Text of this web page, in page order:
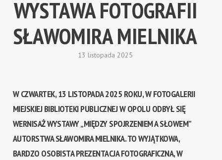
WYSTAWA FOTOGRAFII
SŁAWOMIRA MIELNIKA
13 listopada 2025
W CZWARTEK, 13 LISTOPADA 2025 ROKU, W FOTOGALERII
MIEJSKIEJ BIBLIOTEKI PUBLICZNEJ W OPOLU ODBYŁ SIĘ
WERNISAŻ WYSTAWY„MIĘDZY SPOJRZENIEM A SŁOWEM”
AUTORSTWASŁAWOMIRA MIELNIKA. TO WYJĄTKOWA,
BARDZO OSOBISTA PREZENTACJA FOTOGRAFICZNA, W